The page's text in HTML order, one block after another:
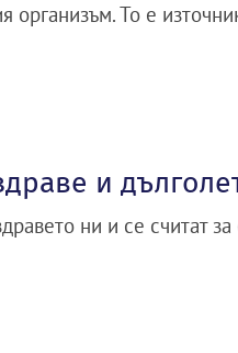
организъм. То е
и
ни и се считат